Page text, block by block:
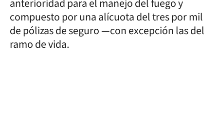
anterioridad para el manejo del fuego y
compuesto por una alícuota del tres por mil
de pólizas de seguro —con excepción las del
ramo de vida.